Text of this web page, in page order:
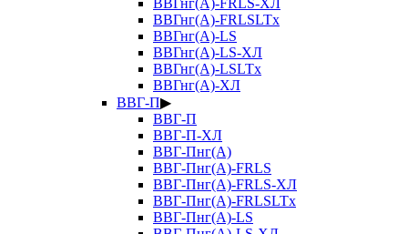
ВВГнг(А)-FRLS-ХЛ
ВВГнг(А)-FRLSLTx
ВВГнг(А)-LS
ВВГнг(А)-LS-ХЛ
ВВГнг(А)-LSLTx
ВВГнг(А)-ХЛ
ВВГ-П▶
ВВГ-П
ВВГ-П-ХЛ
ВВГ-Пнг(А)
ВВГ-Пнг(А)-FRLS
ВВГ-Пнг(А)-FRLS-ХЛ
ВВГ-Пнг(А)-FRLSLTx
ВВГ-Пнг(А)-LS